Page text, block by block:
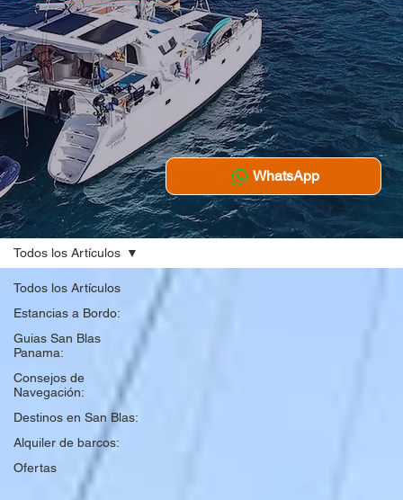
WhatsApp
Todos los Artículos
Estancias a Bordo:
Guias San Blas
Panama:
Consejos de
Navegación:
Destinos en San Blas:
Alquiler de barcos:
Ofertas
Todos los Artículos